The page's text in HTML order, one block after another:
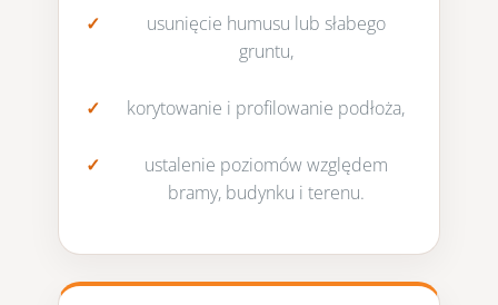
usunięcie humusu lub słabego
gruntu,
korytowanie i profilowanie podłoża,
ustalenie poziomów względem
bramy, budynku i terenu.